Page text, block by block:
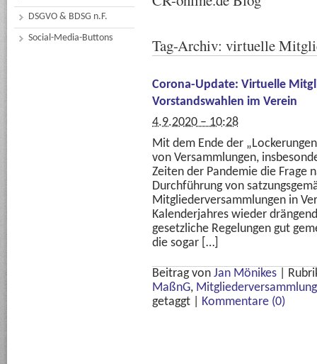
DSGVO & BDSG n.F.
Social-Media-Buttons
Tag-Archiv: virtuelle
Corona-Update: Virtuelle
Vorstandswahlen im Verein
4.9.2020 – 10:28
Mit dem Ende der
von Versammlungen,
Zeiten der Pandemie die Frage
Durchführung von
Mitgliederversammlungen in
Kalenderjahres wieder
gesetzliche Regelungen gut
die sogar […]
Beitrag von Jan Mönikes
MaßnG, Mitgliederversammlung
getaggt
Kommentare (0)